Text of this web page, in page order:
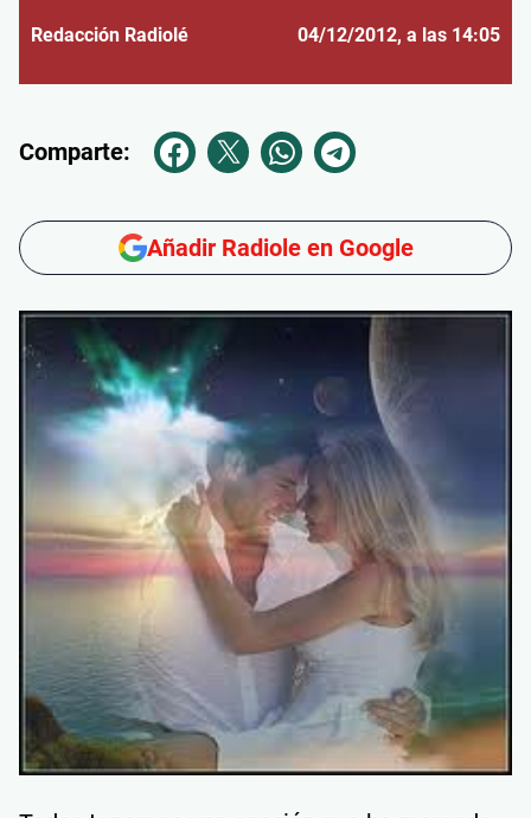
Redacción Radiolé 04/12/2012, a las 14:05
Comparte:
Añadir Radiole en Google